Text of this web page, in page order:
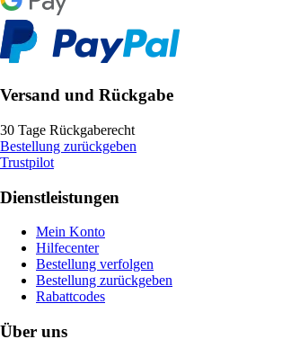
Versand und Rückgabe
30 Tage Rückgaberecht
Bestellung zurückgeben
Trustpilot
Dienstleistungen
Mein Konto
Hilfecenter
Bestellung verfolgen
Bestellung zurückgeben
Rabattcodes
Über uns